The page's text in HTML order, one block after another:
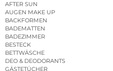
AFTER SUN
AUGEN MAKE UP
BACKFORMEN
BADEMATTEN
BADEZIMMER
BESTECK
BETTWÄSCHE
DEO & DEODORANTS
GÄSTETÜCHER